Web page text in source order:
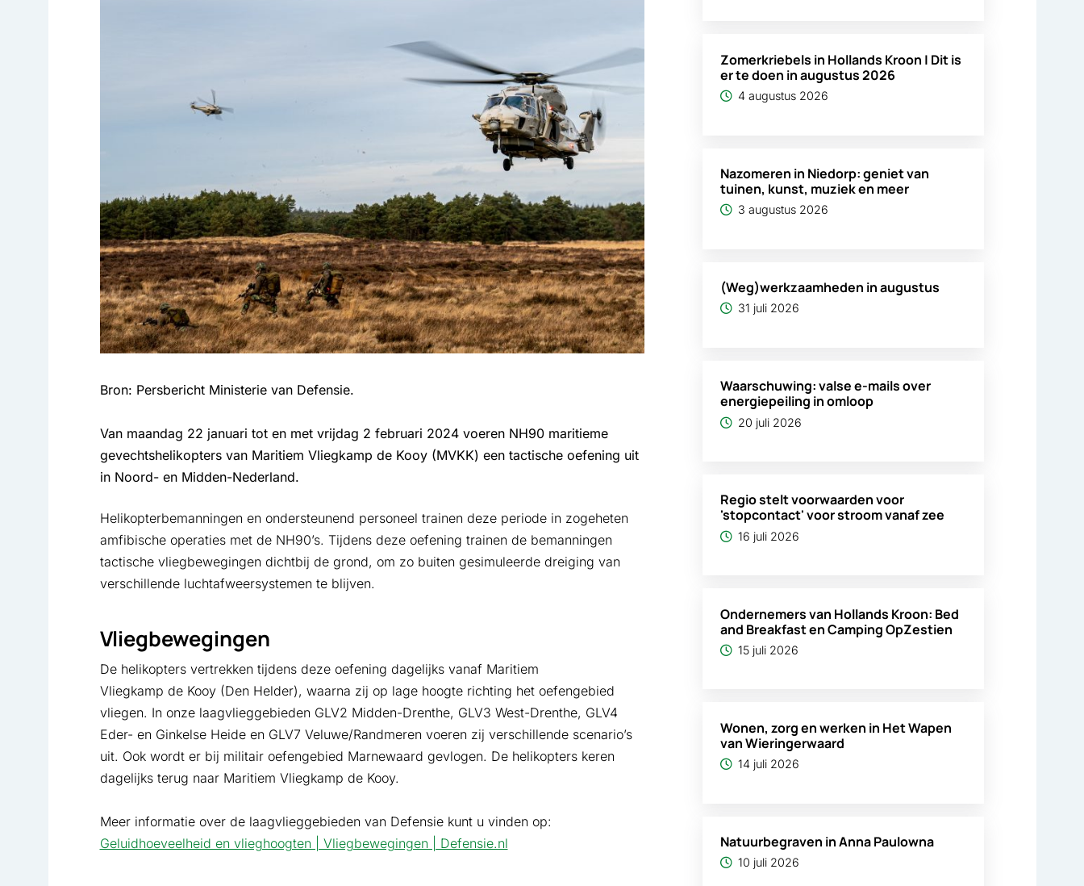
Bron: Persbericht Ministerie van Defensie.
Van maandag 22 januari tot en met vrijdag 2 februari 2024 voeren NH90 maritieme
gevechtshelikopters van Maritiem Vliegkamp de Kooy (MVKK) een tactische oefening uit
in Noord- en Midden-Nederland.
Helikopterbemanningen en ondersteunend personeel trainen deze periode in zogeheten
amfibische operaties met de NH90’s. Tijdens deze oefening trainen de bemanningen
tactische vliegbewegingen dichtbij de grond, om zo buiten gesimuleerde dreiging van
verschillende luchtafweersystemen te blijven.
Vliegbewegingen
De helikopters vertrekken tijdens deze oefening dagelijks vanaf Maritiem
Vliegkamp de Kooy (Den Helder), waarna zij op lage hoogte richting het oefengebied
vliegen. In onze laagvlieggebieden GLV2 Midden-Drenthe, GLV3 West-Drenthe, GLV4
Eder- en Ginkelse Heide en GLV7 Veluwe/Randmeren voeren zij verschillende scenario’s
uit. Ook wordt er bij militair oefengebied Marnewaard gevlogen. De helikopters keren
dagelijks terug naar Maritiem Vliegkamp de Kooy.
Meer informatie over de laagvlieggebieden van Defensie kunt u vinden op:
Geluidhoeveelheid en vlieghoogten | Vliegbewegingen | Defensie.nl
Zomerkriebels in Hollands Kroon | Dit is
er te doen in augustus 2026
4 augustus 2026
Nazomeren in Niedorp: geniet van
tuinen, kunst, muziek en meer
3 augustus 2026
(Weg)werkzaamheden in augustus
31 juli 2026
Waarschuwing: valse e-mails over
energiepeiling in omloop
20 juli 2026
Regio stelt voorwaarden voor
'stopcontact' voor stroom vanaf zee
16 juli 2026
Ondernemers van Hollands Kroon: Bed
and Breakfast en Camping OpZestien
15 juli 2026
Wonen, zorg en werken in Het Wapen
van Wieringerwaard
14 juli 2026
Natuurbegraven in Anna Paulowna
10 juli 2026